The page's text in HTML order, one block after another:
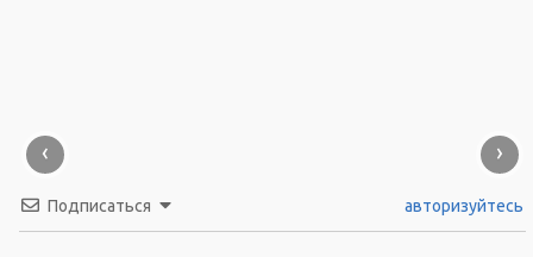
‹ ›
Подписаться авторизуйтесь